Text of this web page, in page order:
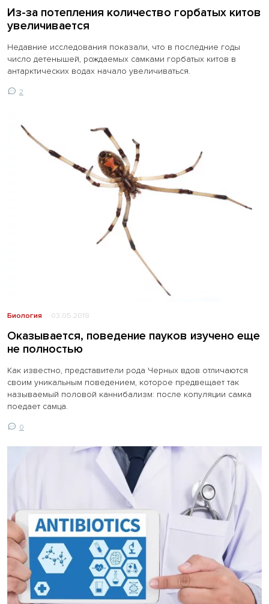
Из-за потепления количество горбатых китов
увеличивается
Недавние исследования показали, что в последние годы
число детенышей, рождаемых самками горбатых китов в
антарктических водах начало увеличиваться.
2
Биология 03.05.2018
Оказывается, поведение пауков изучено еще
не полностью
Как известно, представители рода Черных вдов отличаются
своим уникальным поведением, которое предвещает так
называемый половой каннибализм: после копуляции самка
поедает самца.
0